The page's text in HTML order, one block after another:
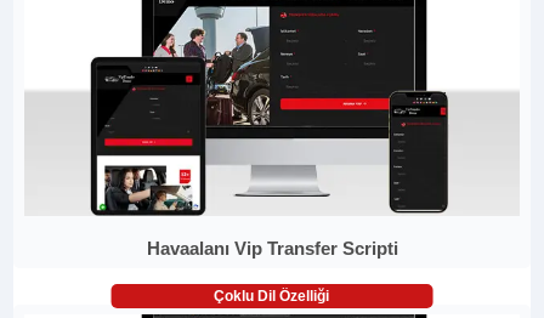
Havaalanı Vip Transfer Scripti
Çoklu Dil Özelliği